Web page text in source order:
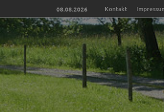
08.08.2026 Kontakt